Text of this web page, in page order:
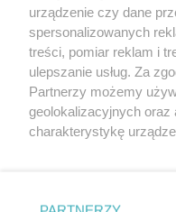
urządzenie czy dane
spersonalizowanych
treści, pomiar reklam i
ulepszanie usług. Za
Partnerzy możemy
geolokalizacyjnych oraz
charakterystykę